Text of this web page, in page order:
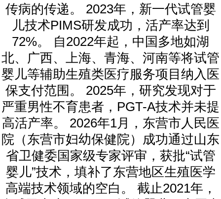
传病的传递。 2023年，新一代试管婴
儿技术PIMS研发成功，活产率达到
72%。 自2022年起，中国多地如湖
北、广西、上海、青海、河南等将试管
婴儿等辅助生殖类医疗服务项目纳入医
保支付范围。 2025年，研究发现对于
严重男性不育患者，PGT-A技术并未提
高活产率。 2026年1月，东营市人民医
院（东营市妇幼保健院）成功通过山东
省卫健委国家级专家评审，获批“试管
婴儿”技术，填补了东营地区生殖医学
高端技术领域的空白。 截止2021年，